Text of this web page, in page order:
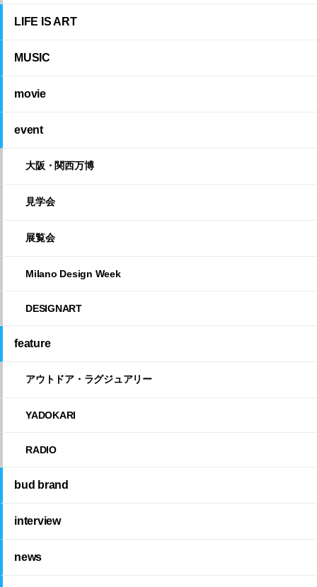
LIFE IS ART
MUSIC
movie
event
大阪・関西万博
見学会
展覧会
Milano Design Week
DESIGNART
feature
アウトドア・ラグジュアリー
YADOKARI
RADIO
bud brand
interview
news